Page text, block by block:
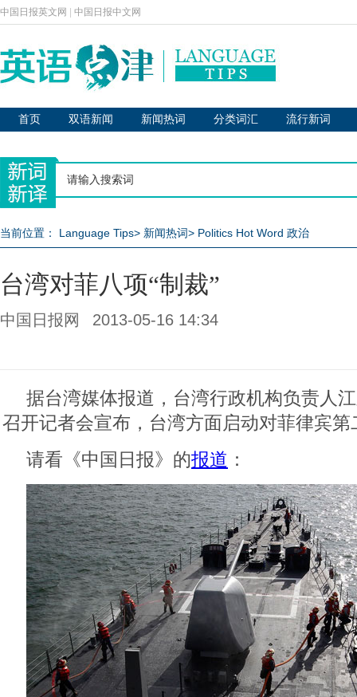
中国日报英文网 中国日报中文网
首页 双语新闻 新闻热词 分类词汇 流行新词
当前位置： Language Tips> 新闻热词> Politics Hot Word 政治
台湾对菲八项“制裁”
中国日报网 2013-05-16 14:34
据台湾媒体报道，台湾行政机构负责人
召开记者会宣布，台湾方面启动对菲律宾
请看《中国日报》的报道 ：